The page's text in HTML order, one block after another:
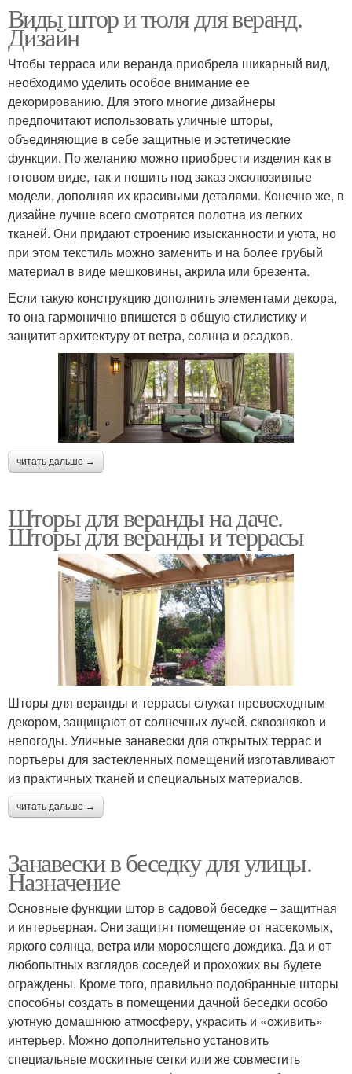
Виды штор и тюля для веранд.
Дизайн
Чтобы терраса или веранда приобрела шикарный вид,
необходимо уделить особое внимание ее
декорированию. Для этого многие дизайнеры
предпочитают использовать уличные шторы,
объединяющие в себе защитные и эстетические
функции. По желанию можно приобрести изделия как в
готовом виде, так и пошить под заказ эксклюзивные
модели, дополняя их красивыми деталями. Конечно же, в
дизайне лучше всего смотрятся полотна из легких
тканей. Они придают строению изысканности и уюта, но
при этом текстиль можно заменить и на более грубый
материал в виде мешковины, акрила или брезента.
Если такую конструкцию дополнить элементами декора,
то она гармонично впишется в общую стилистику и
защитит архитектуру от ветра, солнца и осадков.
читать дальше →
Шторы для веранды на даче.
Шторы для веранды и террасы
Шторы для веранды и террасы служат превосходным
декором, защищают от солнечных лучей. сквозняков и
непогоды. Уличные занавески для открытых террас и
портьеры для застекленных помещений изготавливают
из практичных тканей и специальных материалов.
читать дальше →
Занавески в беседку для улицы.
Назначение
Основные функции штор в садовой беседке – защитная
и интерьерная. Они защитят помещение от насекомых,
яркого солнца, ветра или моросящего дождика. Да и от
любопытных взглядов соседей и прохожих вы будете
ограждены. Кроме того, правильно подобранные шторы
способны создать в помещении дачной беседки особо
уютную домашнюю атмосферу, украсить и «оживить»
интерьер. Можно дополнительно установить
специальные москитные сетки или же совместить